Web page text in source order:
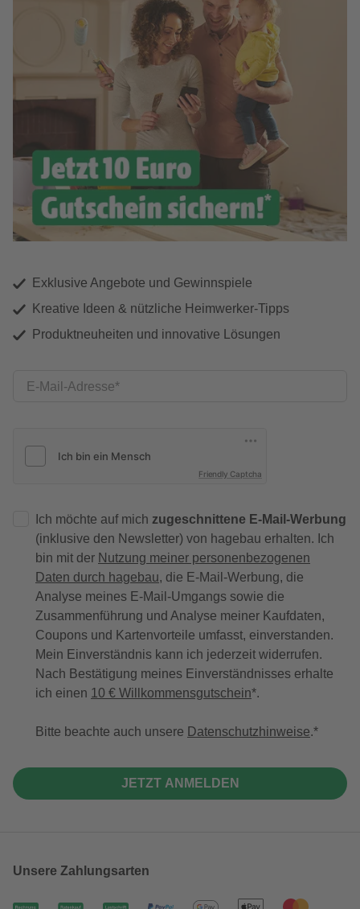
Exklusive Angebote und Gewinnspiele
Kreative Ideen & nützliche Heimwerker-Tipps
Produktneuheiten und innovative Lösungen
E-Mail-Adresse
Friendly Captcha
Ich möchte auf mich zugeschnittene E-Mail-Werbung
(inklusive den Newsletter) von hagebau erhalten. Ich
bin mit der Nutzung meiner personenbezogenen
Daten durch hagebau, die E-Mail-Werbung, die
Analyse meines E-Mail-Umgangs sowie die
Zusammenführung und Analyse meiner Kaufdaten,
Coupons und Kartenvorteile umfasst, einverstanden.
Mein Einverständnis kann ich jederzeit widerrufen.
Nach Bestätigung meines Einverständnisses erhalte
ich einen 10 € Willkommensgutschein*.
Bitte beachte auch unsere Datenschutzhinweise.
JETZT ANMELDEN
Unsere Zahlungsarten